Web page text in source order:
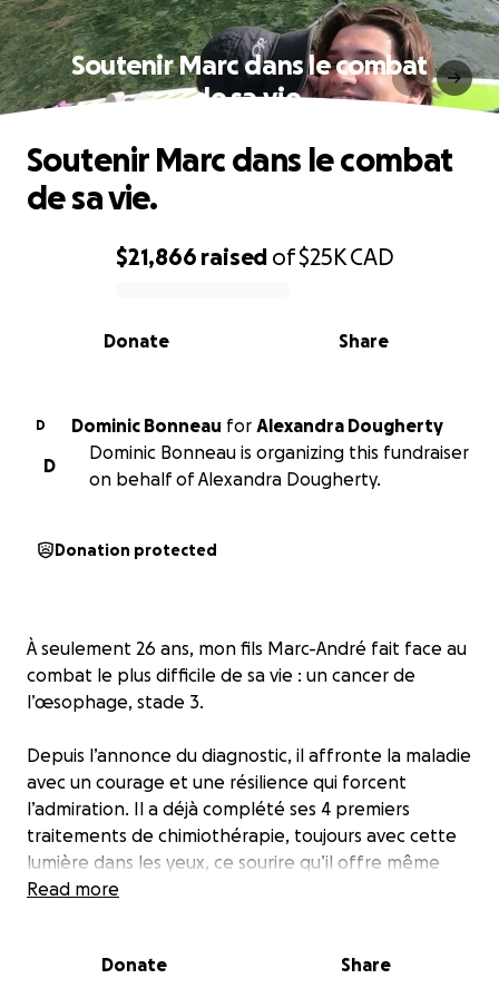
Soutenir Marc dans le combat
de sa vie.
0% complete
$21,866 raised of$25KCAD
Share
Donate
Soutenir Marc dans le combat
de sa vie.
D Dominic Bonneau for
Alexandra Dougherty
D
Dominic Bonneau is organizing this fundraiser
on behalf of Alexandra Dougherty.
Donation protected
À seulement 26 ans, mon fils Marc-André fait face au
combat le plus difficile de sa vie : un cancer de
l’œsophage, stade 3.
Depuis l’annonce du diagnostic, il affronte la maladie
avec un courage et une résilience qui forcent
l’admiration. Il a déjà complété ses 4 premiers
traitements de chimiothérapie, toujours avec cette
lumière dans les yeux, ce sourire qu’il offre même
dans les moments les plus sombres.
humain, généreux, toujours présent pour les autres.
Read more
Donate Share